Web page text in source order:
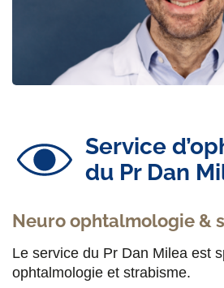
Service
du Pr Dan
Neuro ophtalmologie &
Le service du Pr Dan Milea est
ophtalmologie et strabisme.